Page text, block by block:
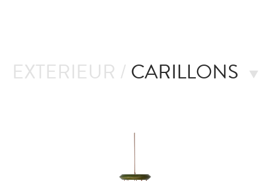
EXTERIEUR / CARILLONS